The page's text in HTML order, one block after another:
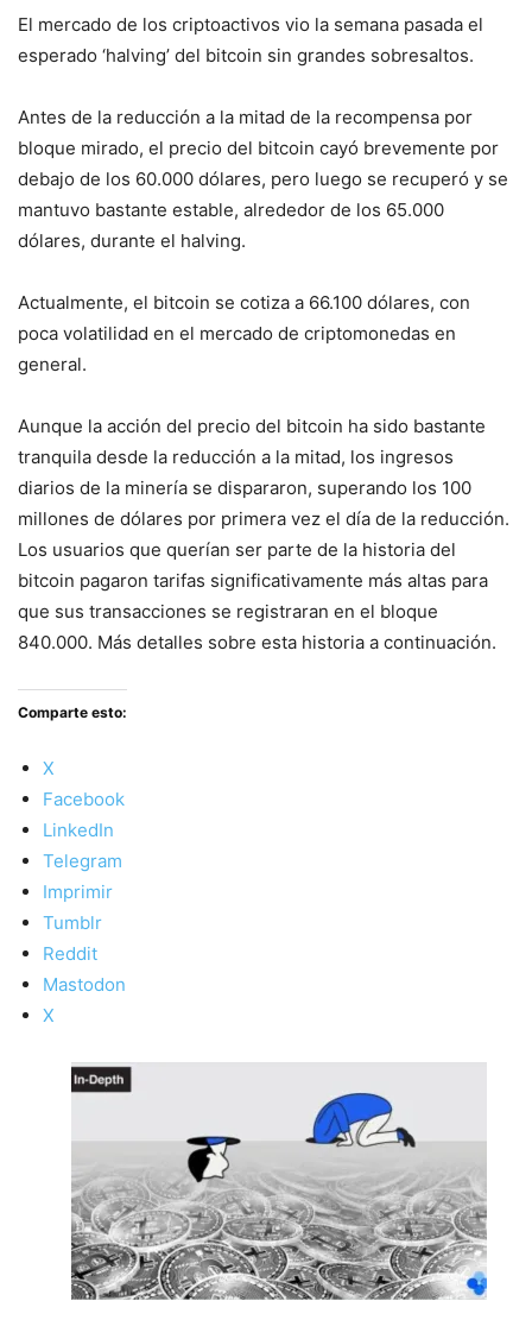
El mercado de los criptoactivos vio la semana pasada el
esperado ‘halving’ del bitcoin sin grandes sobresaltos.
Antes de la reducción a la mitad de la recompensa por
bloque mirado, el precio del bitcoin cayó brevemente por
debajo de los 60.000 dólares, pero luego se recuperó y se
mantuvo bastante estable, alrededor de los 65.000
dólares, durante el halving.
Actualmente, el bitcoin se cotiza a 66.100 dólares, con
poca volatilidad en el mercado de criptomonedas en
general.
Aunque la acción del precio del bitcoin ha sido bastante
tranquila desde la reducción a la mitad, los ingresos
diarios de la minería se dispararon, superando los 100
millones de dólares por primera vez el día de la reducción.
Los usuarios que querían ser parte de la historia del
bitcoin pagaron tarifas significativamente más altas para
que sus transacciones se registraran en el bloque
840.000. Más detalles sobre esta historia a continuación.
Comparte esto:
X
Facebook
LinkedIn
Telegram
Imprimir
Tumblr
Reddit
Mastodon
X